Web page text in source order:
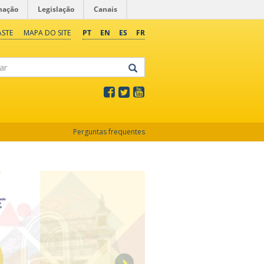
Legislação Canais
PT EN ES FR
MAPA DO SITE
Perguntas frequentes